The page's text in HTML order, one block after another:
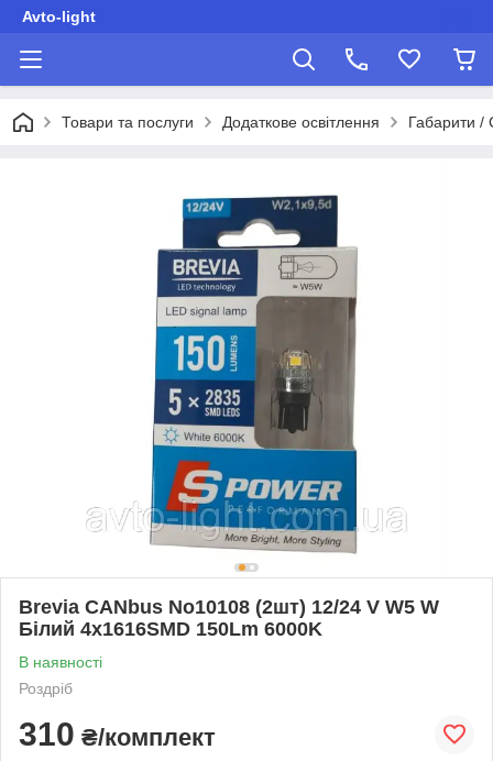
Avto-light
Товари та послуги Додаткове освітлення Габарити /
Brevia CANbus No10108 (2шт) 12/24 V W5 W
Білий 4x1616SMD 150Lm 6000K
В наявності
Роздріб
310 ₴/комплект